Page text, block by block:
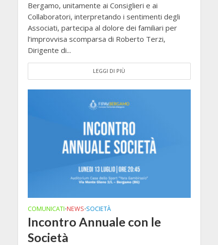
Bergamo, unitamente ai Consiglieri e ai
Collaboratori, interpretando i sentimenti degli
Associati, partecipa al dolore dei familiari per
l’improvvisa scomparsa di Roberto Terzi,
Dirigente di...
LEGGI DI PIÙ
COMUNICATI•NEWS•SOCIETÀ
Incontro Annuale con le
Società